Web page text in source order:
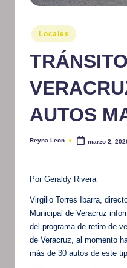
at
iv
Publicado
en
Locales
AUTOS
Publicado
Reyna Leon marzo 2,
Por Geraldy Rivera
Virgilio Torres Ibarra,
Municipal de Veracruz
del programa de retiro de
de Veracruz, al momento
más de 30 autos de este